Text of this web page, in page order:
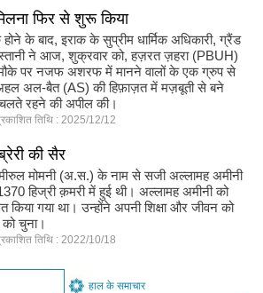
फिर से शुरू किया
के बाद, इराक के सुप्रीम धार्मिक अधिकारी, ग्रैंड
ने आज, शुक्रवार को, हज़रत ज़हरा (PBUH)
पर नजफ अशरफ में मानने वालों के एक ग्रुप से
अल-बैत (AS) की हिफ़ाज़त में मज़बूती से बने
रहने की अपील की।
तिथि : 2025/12/12
की सैर
मोमनी (अ.स.) के नाम से सजी अल्लामह अमीनी
1370 हिज्री क़मरी में हुई थी। अल्लामह अमीनी को
किया गया था। उन्होंने अपनी शिक्षा और जीवन को
चुना।
तिथि : 2022/10/18
हाल के समाचार